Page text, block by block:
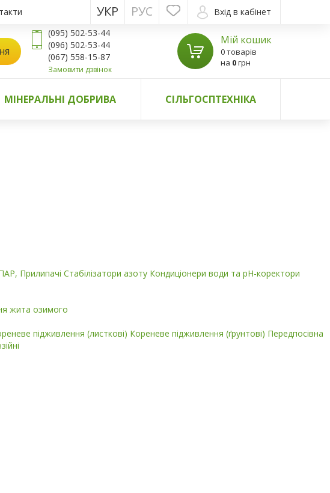
Вхід в кабінет
РУС
УКР
(095) 502-53-44
(096) 502-53-44
(067) 558-15-87
Замовити дзвінок
Мій кошик
0 товарів
на 0грн
МІНЕРАЛЬНІ ДОБРИВА СІЛЬГОСПТЕХНІКА
Прилипачі Стабілізатори азоту Кондиціонери води та pH-коректори
жита озимого
підживлення (листкові) Кореневе підживлення (ґрунтові) Передпосівна